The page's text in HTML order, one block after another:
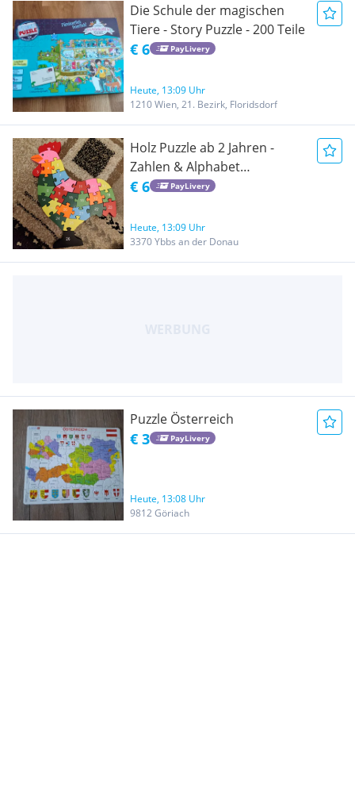
Die Schule der magischen
Tiere - Story Puzzle - 200 Teile
€ 6 PayLivery
Heute, 13:09 Uhr
1210 Wien, 21. Bezirk, Floridsdorf
Holz Puzzle ab 2 Jahren -
Zahlen & Alphabet
Lernspielzeug
€ 6 PayLivery
Heute, 13:09 Uhr
3370 Ybbs an der Donau
Puzzle Österreich
€ 3 PayLivery
Heute, 13:08 Uhr
9812 Göriach